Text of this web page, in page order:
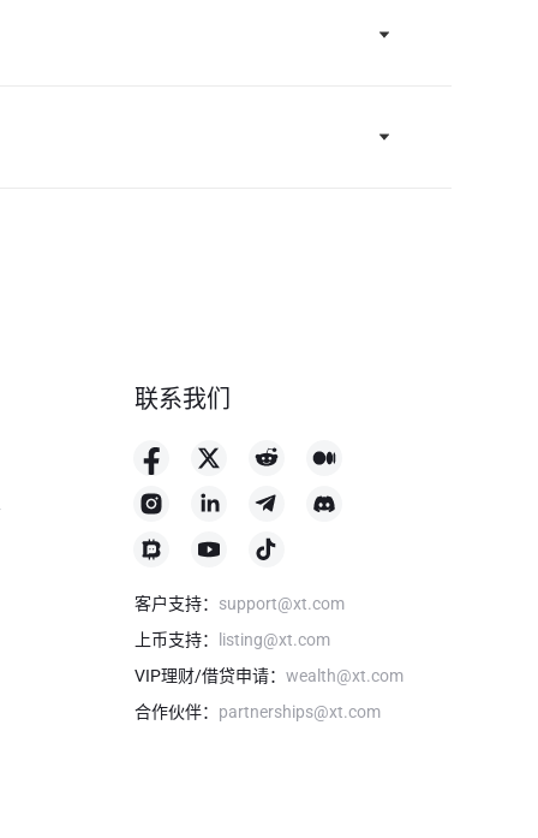
联系我们
客户支持： support@xt.com
上币支持：
listing@xt.com
VIP理财/借贷申请： wealth@xt.com
合作伙伴： partnerships@xt.com